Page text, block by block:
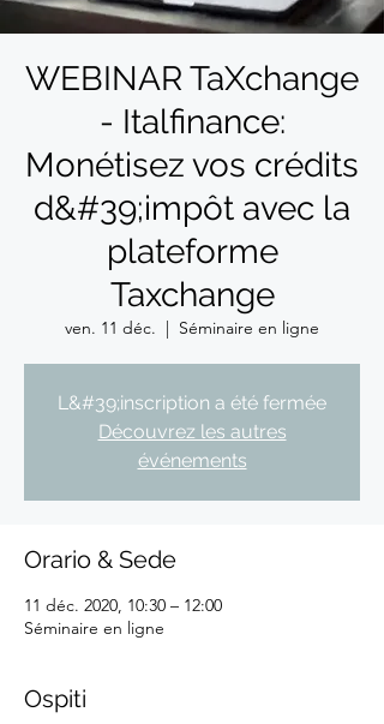
WEBINAR TaXchange
- Italfinance:
Monétisez vos crédits
d&#39;impôt avec la
plateforme
Taxchange
ven. 11 déc.
  |
Séminaire en ligne
L&#39;inscription a été fermée
Découvrez les autres
événements
Orario & Sede
11 déc. 2020, 10:30 – 12:00
Séminaire en ligne
Ospiti